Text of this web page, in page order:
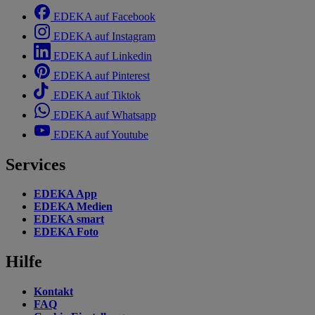
EDEKA auf Facebook
EDEKA auf Instagram
EDEKA auf Linkedin
EDEKA auf Pinterest
EDEKA auf Tiktok
EDEKA auf Whatsapp
EDEKA auf Youtube
Services
EDEKA App
EDEKA Medien
EDEKA smart
EDEKA Foto
Hilfe
Kontakt
FAQ